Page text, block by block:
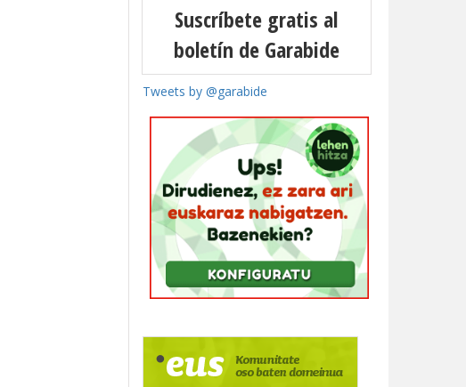
Suscríbete gratis al
boletín de Garabide
Tweets by @garabide